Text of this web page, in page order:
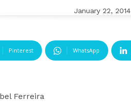
January 22, 2014
Pinterest WhatsApp
Ferreira